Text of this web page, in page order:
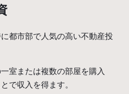
都市部で人気の高い不動産投
室または複数の部屋を購入
で収入を得ます。